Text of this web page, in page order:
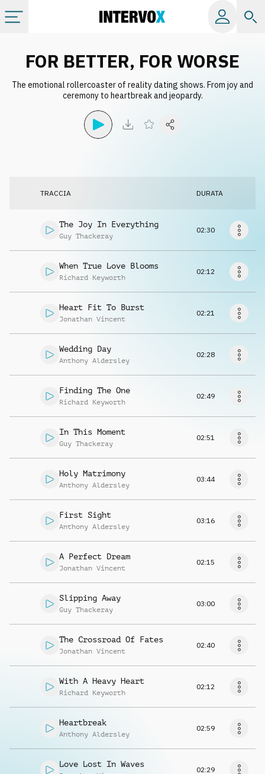
Album
Licenze
Info
Richiedi musica
FOR BETTER, FOR WORSE
The emotional rollercoaster of reality dating shows. From joy and
ceremony to heartbreak and jeopardy.
TRACCIA DURATA
The Joy In Everything
Guy Thackeray
02:30
When True Love Blooms
Richard Keyworth
02:12
Heart Fit To Burst
Jonathan Vincent
02:21
Wedding Day
Anthony Aldersley
02:28
Finding The One
Richard Keyworth
02:49
In This Moment
Guy Thackeray
02:51
Holy Matrimony
Anthony Aldersley
03:44
First Sight
Anthony Aldersley
03:16
A Perfect Dream
Jonathan Vincent
02:15
Slipping Away
Guy Thackeray
03:00
The Crossroad Of Fates
Jonathan Vincent
02:40
With A Heavy Heart
Richard Keyworth
02:12
Heartbreak
Anthony Aldersley
02:59
Love Lost In Waves
02:29